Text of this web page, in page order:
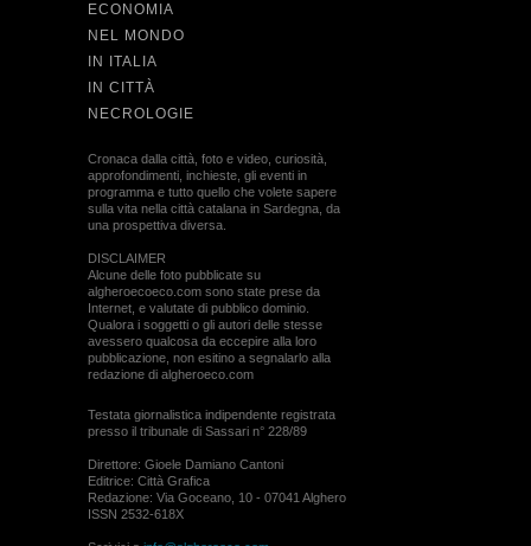
ECONOMIA
NEL MONDO
IN ITALIA
IN CITTÀ
NECROLOGIE
Cronaca dalla città, foto e video, curiosità,
approfondimenti, inchieste, gli eventi in
programma e tutto quello che volete sapere
sulla vita nella città catalana in Sardegna, da
una prospettiva diversa.
DISCLAIMER
Alcune delle foto pubblicate su
algheroecoeco.com sono state prese da
Internet, e valutate di pubblico dominio.
Qualora i soggetti o gli autori delle stesse
avessero qualcosa da eccepire alla loro
pubblicazione, non esitino a segnalarlo alla
redazione di algheroeco.com
Testata giornalistica indipendente registrata
presso il tribunale di Sassari n° 228/89
Direttore: Gioele Damiano Cantoni
Editrice: Città Grafica
Redazione: Via Goceano, 10 - 07041 Alghero
ISSN 2532-618X